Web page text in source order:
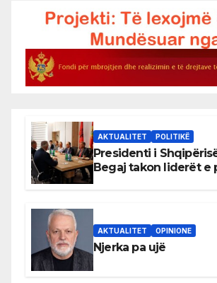
AKTUALITET POLITIKË
Presidenti i
Begaj takon liderët e
AKTUALITET OPINIONE
Njerka pa ujë